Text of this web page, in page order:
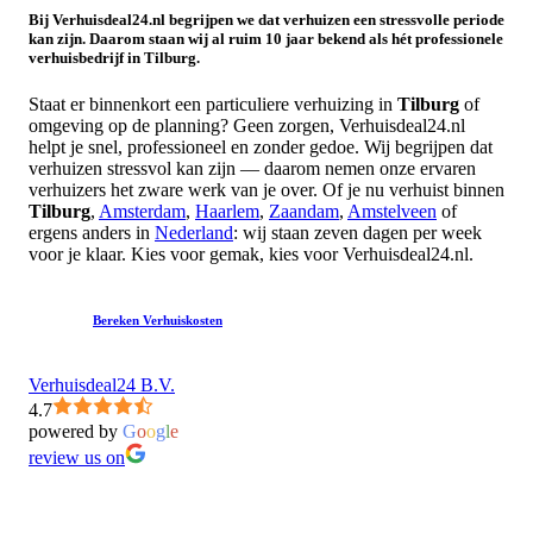
Bij Verhuisdeal24.nl begrijpen we dat verhuizen een stressvolle periode
kan zijn. Daarom staan wij al ruim 10 jaar bekend als hét professionele
verhuisbedrijf in Tilburg.
Staat er binnenkort een particuliere verhuizing in Tilburg of
omgeving op de planning? Geen zorgen, Verhuisdeal24.nl
helpt je snel, professioneel en zonder gedoe. Wij begrijpen dat
verhuizen stressvol kan zijn — daarom nemen onze ervaren
verhuizers het zware werk van je over. Of je nu verhuist binnen
Tilburg, Amsterdam, Haarlem, Zaandam, Amstelveen of
ergens anders in Nederland: wij staan zeven dagen per week
voor je klaar. Kies voor gemak, kies voor Verhuisdeal24.nl.
Bereken Verhuiskosten
Verhuisdeal24 B.V.
4.7
powered by Google
review us on